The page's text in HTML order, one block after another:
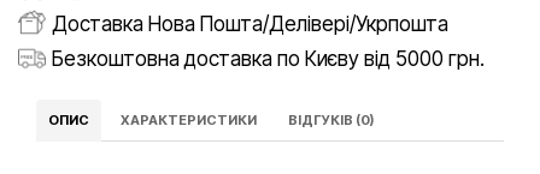
Доставка Нова Пошта/Делівері/Укрпошта
Безкоштовна доставка по Києву від 5000 грн.
ОПИС ХАРАКТЕРИСТИКИ ВІДГУКІВ (0)